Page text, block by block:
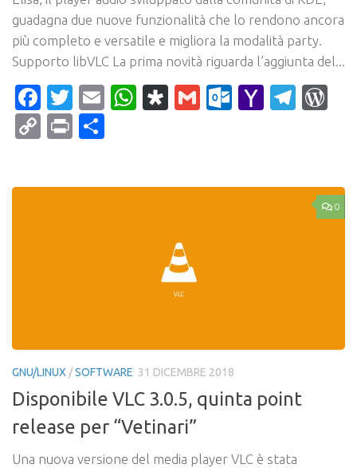
guadagna due nuove funzionalità che lo rendono ancora
più completo e versatile e migliora la modalità party.
Supporto libVLC La prima novità riguarda l’aggiunta del...
Facebook
Twitter
EmailWhatsApp
Diaspora
Gmail Yahoo
CopyPrint
0
GNU/LINUX /SOFTWARE 31 DICEMBRE 2018
Disponibile VLC 3.0.5, quinta point
release per “Vetinari”
Una nuova versione del media player VLC è stata